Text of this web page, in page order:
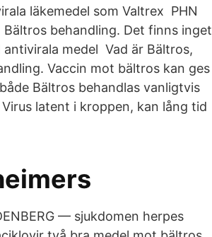
läkemedel som Valtrex PHN
behandling. Det finns inget
medel Vad är Bältros,
Vaccin mot bältros kan ges
Bältros behandlas vanligtvis
latent i kroppen, kan lång tid
— sjukdomen herpes